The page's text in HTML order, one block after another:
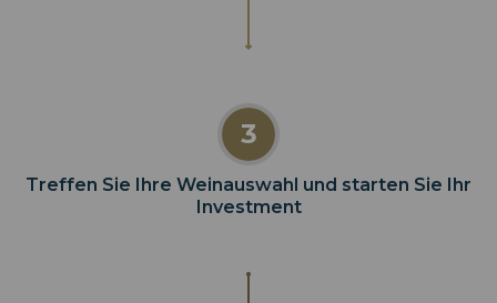
3
Treffen Sie Ihre Weinauswahl und starten Sie Ihr
Investment